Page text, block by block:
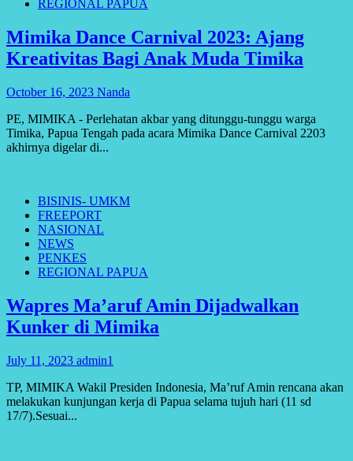
REGIONAL PAPUA
Mimika Dance Carnival 2023: Ajang
Kreativitas Bagi Anak Muda Timika
October 16, 2023 Nanda
PE, MIMIKA - Perlehatan akbar yang ditunggu-tunggu warga
Timika, Papua Tengah pada acara Mimika Dance Carnival 2203
akhirnya digelar di...
BISINIS- UMKM
FREEPORT
NASIONAL
NEWS
PENKES
REGIONAL PAPUA
Wapres Ma’aruf Amin Dijadwalkan
Kunker di Mimika
July 11, 2023 admin1
TP, MIMIKA Wakil Presiden Indonesia, Ma’ruf Amin rencana akan
melakukan kunjungan kerja di Papua selama tujuh hari (11 sd
17/7).Sesuai...